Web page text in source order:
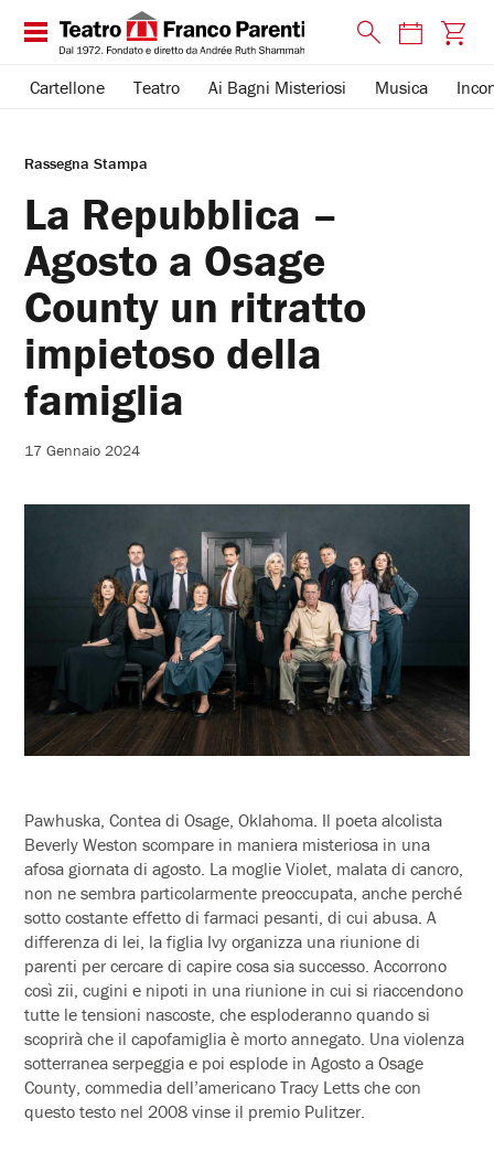
Cartellone Teatro Ai Bagni Misteriosi Musica
Rassegna Stampa
La Repubblica –
Agosto a Osage
County un ritratto
impietoso della
famiglia
17 Gennaio 2024
Pawhuska, Contea di Osage, Oklahoma. Il poeta alcolista
Beverly Weston scompare in maniera misteriosa in una
afosa giornata diagosto . La moglie Violet, malata di cancro,
non ne sembra particolarmente preoccupata, anche perché
sotto costante effetto di farmaci pesanti, di cui abusa. A
differenza di lei, la figlia Ivy organizza una riunione di
parenti per cercare di capire cosa sia successo. Accorrono
così zii, cugini e nipoti in una riunione in cui si riaccendono
tutte le tensioni nascoste, che esploderanno quando si
scoprirà che il capofamiglia è morto annegato. Una violenza
sotterranea serpeggia e poi esplode inAgosto a Osage
County, commedia dell’americano Tracy Letts che con
questo testo nel 2008 vinse il premio Pulitzer.